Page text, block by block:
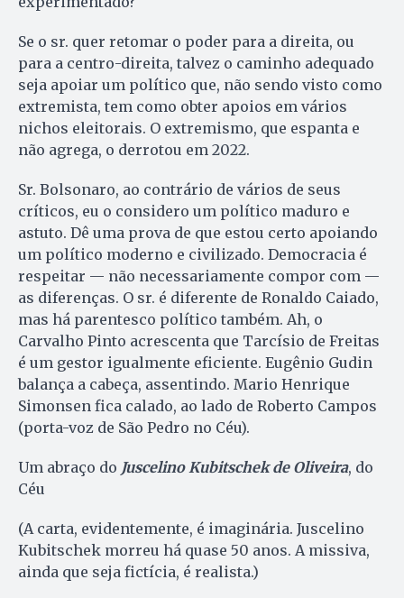
Se o sr. quer retomar o poder para a direita, ou
para a centro-direita, talvez o caminho adequado
seja apoiar um político que, não sendo visto como
extremista, tem como obter apoios em vários
nichos eleitorais. O extremismo, que espanta e
não agrega, o derrotou em 2022.
Sr. Bolsonaro, ao contrário de vários de seus
críticos, eu o considero um político maduro e
astuto. Dê uma prova de que estou certo apoiando
um político moderno e civilizado. Democracia é
respeitar — não necessariamente compor com —
as diferenças. O sr. é diferente de Ronaldo Caiado,
mas há parentesco político também. Ah, o
Carvalho Pinto acrescenta que Tarcísio de Freitas
é um gestor igualmente eficiente. Eugênio Gudin
balança a cabeça, assentindo. Mario Henrique
Simonsen fica calado, ao lado de Roberto Campos
(porta-voz de São Pedro no Céu).
Um abraço do Juscelino Kubitschek de Oliveira, do
Céu
(A carta, evidentemente, é imaginária. Juscelino
Kubitschek morreu há quase 50 anos. A missiva,
ainda que seja fictícia, é realista.)